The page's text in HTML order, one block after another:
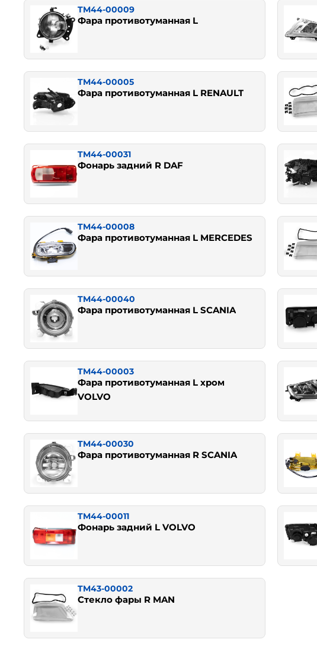
TM44-00009
Фара противотуманная L
TM44-00005
Фара противотуманная L RENAULT
TM44-00031
Фонарь задний R DAF
TM44-00008
Фара противотуманная L MERCEDES
TM44-00040
Фара противотуманная L SCANIA
TM44-00003
Фара противотуманная L хром
VOLVO
TM44-00030
Фара противотуманная R SCANIA
TM44-00011
Фонарь задний L VOLVO
TM43-00002
Стекло фары R MAN